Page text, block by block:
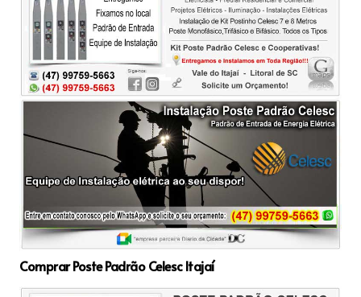
Comprar Poste Padrão Celesc Itajaí